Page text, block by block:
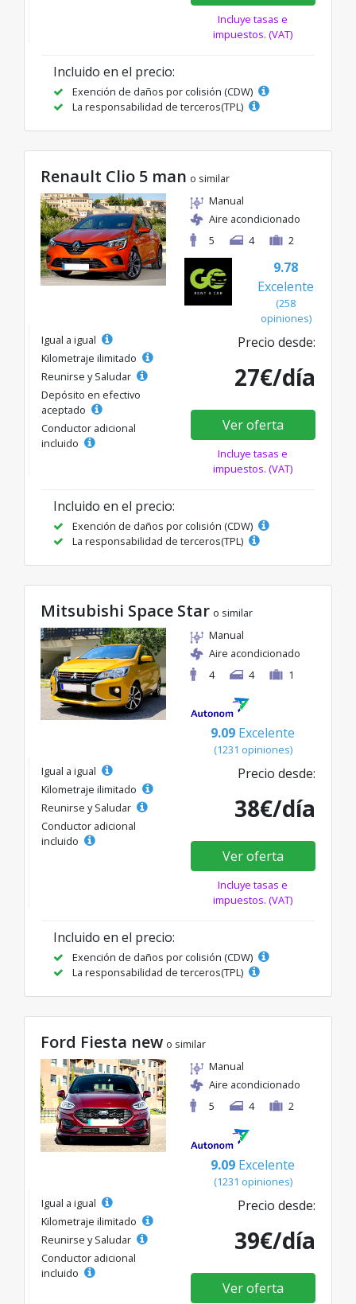
Incluye tasas e
impuestos. (VAT)
Incluido en el precio:
Exención de daños por colisión (CDW)
La responsabilidad de terceros(TPL)
Renault Clio 5 man o similar
Manual
Aire acondicionado
5
4 2
9.78
Excelente
(258
opiniones)
Igual a igual
Kilometraje ilimitado
Reunirse y Saludar
Depósito en efectivo
aceptado
Conductor adicional
incluido
Precio desde:
27€/día
Ver oferta
Incluye tasas e
impuestos. (VAT)
Incluido en el precio:
Exención de daños por colisión (CDW)
La responsabilidad de terceros(TPL)
Mitsubishi Space Star o similar
Manual
Aire acondicionado
4
4 1
9.09 Excelente
(1231 opiniones)
Igual a igual
Kilometraje ilimitado
Reunirse y Saludar
Conductor adicional
incluido
Precio desde:
38€/día
Ver oferta
Incluye tasas e
impuestos. (VAT)
Incluido en el precio:
Exención de daños por colisión (CDW)
La responsabilidad de terceros(TPL)
Ford Fiesta new o similar
Manual
Aire acondicionado
5
4 2
9.09 Excelente
(1231 opiniones)
Igual a igual
Kilometraje ilimitado
Reunirse y Saludar
Conductor adicional
incluido
Precio desde:
39€/día
Ver oferta